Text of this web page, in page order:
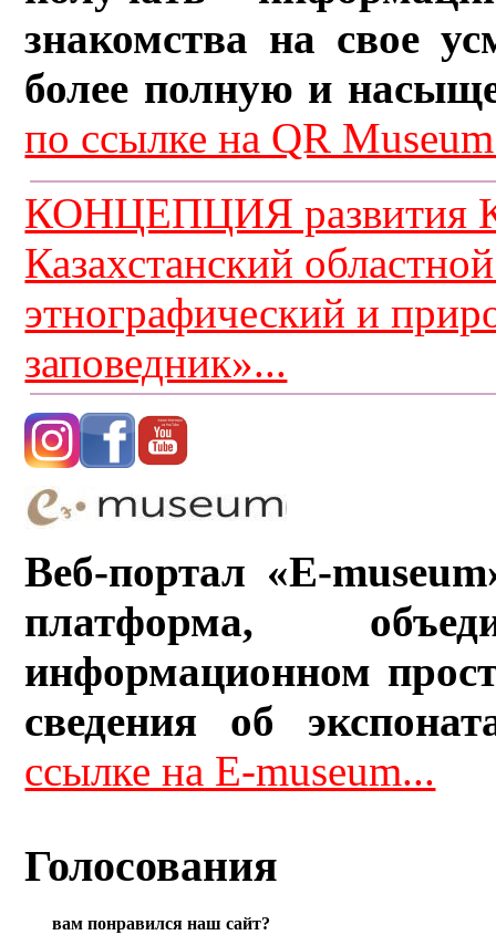
знакомства на свое
более полную и
по ссылке на QR
КОНЦЕПЦИЯ развития
Казахстанский
этнографический и
заповедник»...
Веб-портал «E-
платформа,
информационном
сведения об
ссылке на E-museum...
Голосования
вам понравился наш сайт?